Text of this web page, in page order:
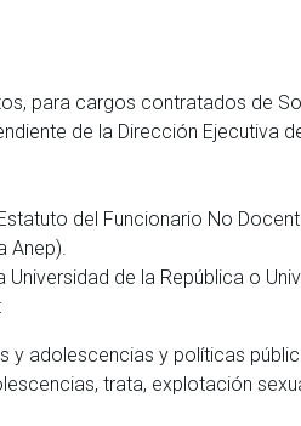
para cargos contratados de
de la Dirección Ejecutiva
del Funcionario No
Anep).
de la República o
y adolescencias y políticas
trata, explotación